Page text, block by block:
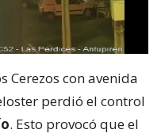
Cerezos con avenida
perdió el control
. Esto provocó que el